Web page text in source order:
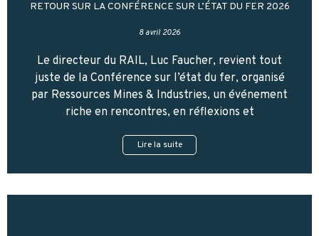
RETOUR SUR LA CONFÉRENCE SUR L’ÉTAT DU FER 2026
8 avril 2026
Le directeur du RAIL, Luc Faucher, revient tout
juste de la Conférence sur l’état du fer, organisé
par Ressources Mines & Industries, un événement
riche en rencontres, en réflexions et
Lire la suite